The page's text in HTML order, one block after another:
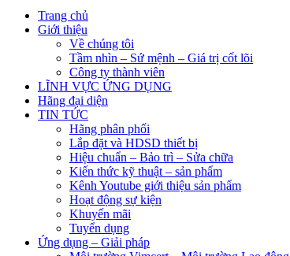
Trang chủ
Giới thiệu
Về chúng tôi
Tầm nhìn – Sứ mệnh – Giá trị cốt lõi
Công ty thành viên
LĨNH VỰC ỨNG DỤNG
Hãng đại diện
TIN TỨC
Hãng phân phối
Lắp đặt và HDSD thiết bị
Hiệu chuẩn – Bảo trì – Sửa chữa
Kiến thức kỹ thuật – sản phẩm
Kênh Youtube giới thiệu sản phẩm
Hoạt động sự kiện
Khuyến mãi
Tuyển dụng
Ứng dụng – Giải pháp